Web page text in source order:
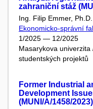
zahraniční stáž
Ing. Filip Emmer, Ph.D.
Ekonomicko-správní
1/2025 — 12/2025
Masarykova
studentských projektů
Former Industrial
Development
(MUNI/A/1458/2023)